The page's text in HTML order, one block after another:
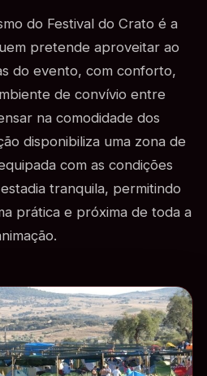
do Festival do Crato é a
pretende aproveitar ao
do evento, com conforto,
de convívio entre
na comodidade dos
disponibiliza uma zona de
com as condições
tranquila, permitindo
prática e próxima de toda a